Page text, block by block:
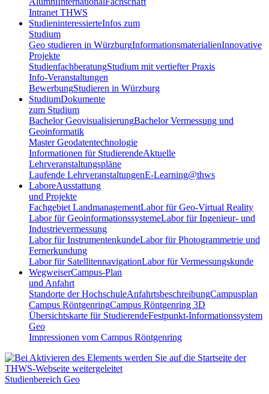
Intranet THWS
StudieninteressierteInfos zum
Studium
Geo studieren in WürzburgInformationsmaterialienInnovative
Projekte
StudienfachberatungStudium mit vertiefter Praxis
Info-Veranstaltungen
BewerbungStudieren in Würzburg
StudiumDokumente
zum Studium
Bachelor GeovisualisierungBachelor Vermessung und
Geoinformatik
Master Geodatentechnologie
Informationen für StudierendeAktuelle
Lehrveranstaltungspläne
Laufende LehrveranstaltungenE-Learning@thws
LaboreAusstattung
und Projekte
Fachgebiet LandmanagementLabor für Geo-Virtual Reality
Labor für GeoinformationssystemeLabor für Ingenieur- und
Industrievermessung
Labor für InstrumentenkundeLabor für Photogrammetrie und
Fernerkundung
Labor für SatellitennavigationLabor für Vermessungskunde
WegweiserCampus-Plan
und Anfahrt
Standorte der HochschuleAnfahrtsbeschreibungCampusplan
Campus RöntgenringCampus Röntgenring 3D
Übersichtskarte für StudierendeFestpunkt-Informationssystem
Geo
Impressionen vom Campus Röntgenring
Studienbereich Geo